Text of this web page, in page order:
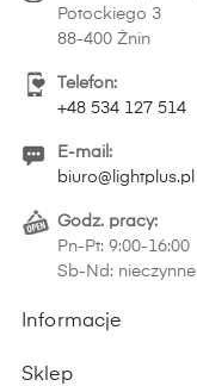
Potockiego 3
88-400 Żnin
Telefon:
+48 534 127 514
E-mail:
biuro@lightplus.pl
Godz. pracy:
Pn-Pt: 9:00-16:00
Sb-Nd: nieczynne
Informacje
Sklep